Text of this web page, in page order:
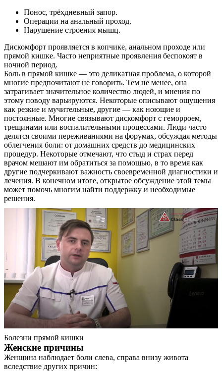
Понос, трёхдневный запор.
Операции на анальный проход.
Нарушение строения мышц.
Дискомфорт проявляется в копчике, анальном проходе или
прямой кишке. Часто неприятные проявления беспокоят в
ночной период.
Боль в прямой кишке — это деликатная проблема, о которой
многие предпочитают не говорить. Тем не менее, она
затрагивает значительное количество людей, и мнения по
этому поводу варьируются. Некоторые описывают ощущения
как резкие и мучительные, другие — как ноющие и
постоянные. Многие связывают дискомфорт с геморроем,
трещинами или воспалительными процессами. Люди часто
делятся своими переживаниями на форумах, обсуждая методы
облегчения боли: от домашних средств до медицинских
процедур. Некоторые отмечают, что стыд и страх перед
врачом мешают им обратиться за помощью, в то время как
другие подчеркивают важность своевременной диагностики и
лечения. В конечном итоге, открытое обсуждение этой темы
может помочь многим найти поддержку и необходимые
решения.
Болезни прямой кишки
Женские причины
Женщина наблюдает боли слева, справа внизу живота
вследствие других причин: